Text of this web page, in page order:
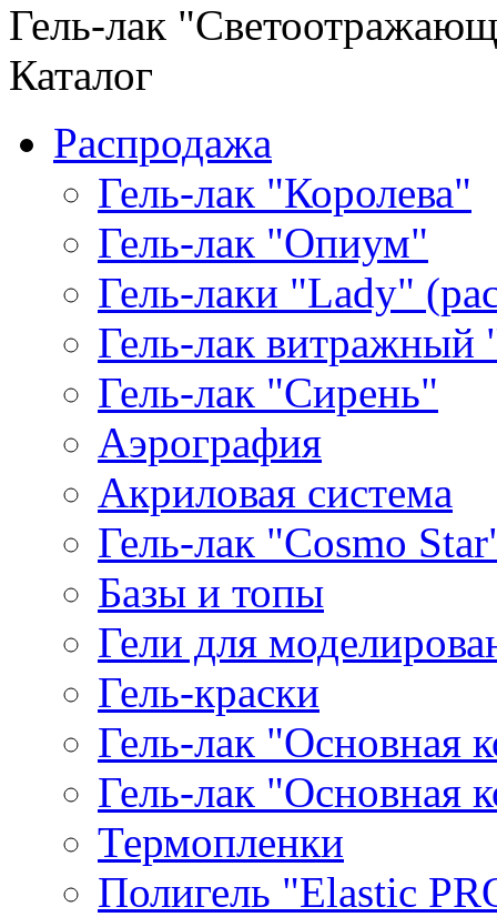
Гель-лак
Каталог
Распродажа
Гель-лак "Королева"
Гель-лак "Опиум"
Гель-лаки "Lady"
Гель-лак витражный
Гель-лак "Сирень"
Аэрография
Акриловая система
Гель-лак "Cosmo
Базы и топы
Гели для
Гель-краски
Гель-лак "Основная
Гель-лак "Основная
Термопленки
Полигель "Elastic